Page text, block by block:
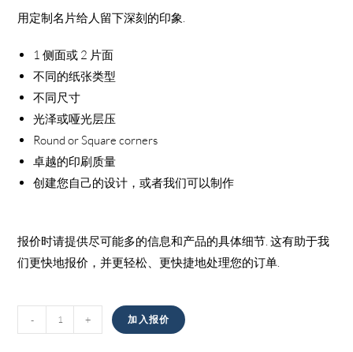
用定制名片给人留下深刻的印象.
1 侧面或 2 片面
不同的纸张类型
不同尺寸
光泽或哑光层压
Round or Square corners
卓越的印刷质量
创建您自己的设计，或者我们可以制作
报价时请提供尽可能多的信息和产品的具体细节. 这有助于我
们更快地报价，并更轻松、更快捷地处理您的订单.
片
- + 加入报价